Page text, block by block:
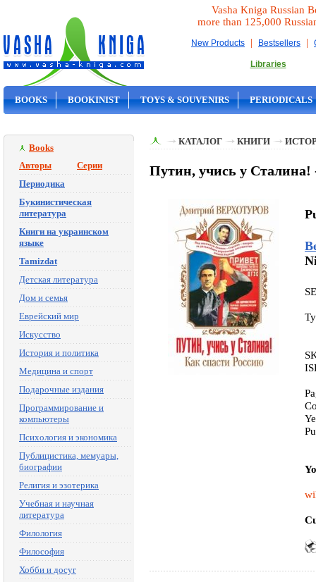
Vasha Kniga Russian
more than 125,000
New Products | Bestsellers |
Libraries
BOOKS BOOKINIST TOYS & SOUVENIRS PERIODICALS
Books
Авторы
Серии
Периодика
Букинистическая
литература
Книги на украинском
языке
Tamizdat
Детская литература
Дом и семья
Еврейский мир
Искусство
История и политика
Медицина и спорт
Подарочные издания
Программирование и
компьютеры
Психология и экономика
Публицистика, мемуары,
биографии
Религия и эзотерика
Учебная и научная
литература
Филология
Философия
Хобби и досуг
КАТАЛОГ КНИГИ
Путин, учись у